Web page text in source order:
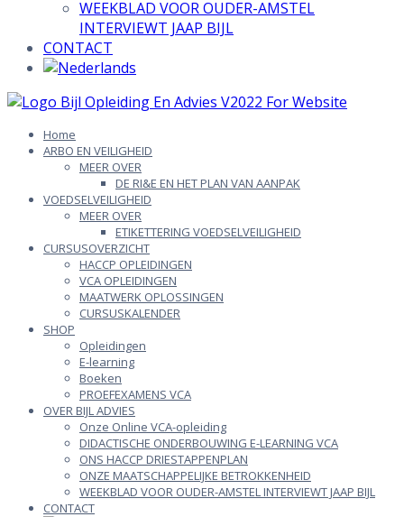
WEEKBLAD VOOR OUDER-AMSTEL
INTERVIEWT JAAP BIJL
CONTACT
Skip
contentHome
ARBO EN VEILIGHEID
MEER OVER
DE RI&E EN HET PLAN VAN AANPAK
VOEDSELVEILIGHEID
MEER OVER
ETIKETTERING VOEDSELVEILIGHEID
CURSUSOVERZICHT
HACCP OPLEIDINGEN
VCA OPLEIDINGEN
MAATWERK OPLOSSINGEN
CURSUSKALENDER
SHOP
Opleidingen
E-learning
Boeken
PROEFEXAMENS VCA
OVER BIJL ADVIES
Onze Online VCA-opleiding
DIDACTISCHE ONDERBOUWING E-LEARNING VCA
ONS HACCP DRIESTAPPENPLAN
ONZE MAATSCHAPPELIJKE BETROKKENHEID
WEEKBLAD VOOR OUDER-AMSTEL INTERVIEWT JAAP BIJL
CONTACT